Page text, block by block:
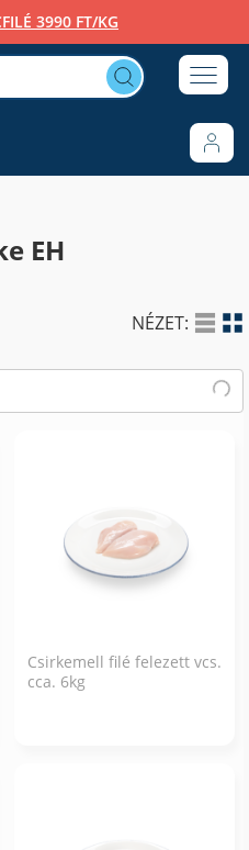
3990 FT/KG
EH
NÉZET:
Csirkemell filé felezett vcs.
cca. 6kg